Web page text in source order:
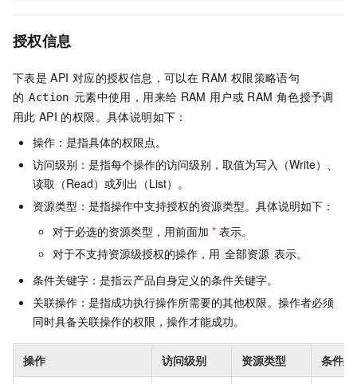
授权信息
下表是 API 对应的授权信息，可以在 RAM 权限策略语句
的 Action 元素中使用，用来给 RAM 用户或 RAM 角色授予调
用此 API 的权限。具体说明如下：
操作：是指具体的权限点。
访问级别：是指每个操作的访问级别，取值为写入（Write）、
读取（Read）或列出（List）。
资源类型：是指操作中支持授权的资源类型。具体说明如下：
对于必选的资源类型，用前面加 * 表示。
对于不支持资源级授权的操作，用 全部资源 表示。
条件关键字：是指云产品自身定义的条件关键字。
关联操作：是指成功执行操作所需要的其他权限。操作者必须
同时具备关联操作的权限，操作才能成功。
操作 访问级别 资源类型 条件